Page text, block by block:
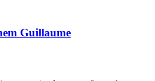
Guillaume